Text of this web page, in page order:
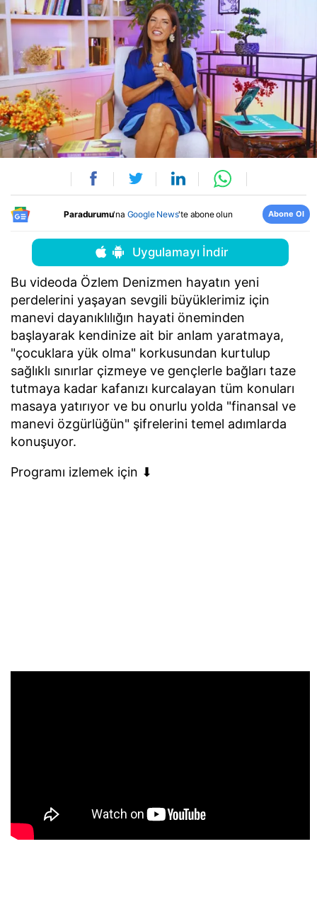
Paradurumu'na Google News'te abone olun Abone Ol
Uygulamayı İndir
Bu videoda Özlem Denizmen hayatın yeni
perdelerini yaşayan sevgili büyüklerimiz için
manevi dayanıklılığın hayati öneminden
başlayarak kendinize ait bir anlam yaratmaya,
"çocuklara yük olma" korkusundan kurtulup
sağlıklı sınırlar çizmeye ve gençlerle bağları taze
tutmaya kadar kafanızı kurcalayan tüm konuları
masaya yatırıyor ve bu onurlu yolda "finansal ve
manevi özgürlüğün" şifrelerini temel adımlarda
konuşuyor.
Programı izlemek için ⬇︎